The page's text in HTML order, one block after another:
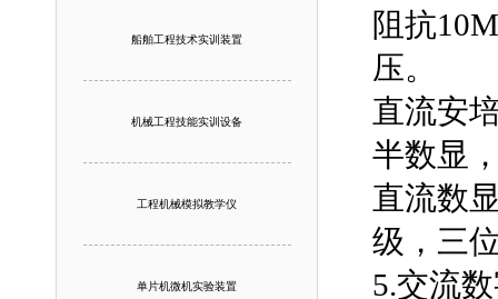
船舶工程技术实训装置
机械工程技能实训设备
工程机械模拟教学仪
单片机微机实验装置
阻抗
压。
直流安
半数显
直流数
级，三
5.交流